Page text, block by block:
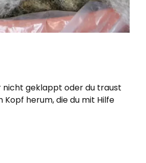
nicht geklappt oder du traust
Kopf herum, die du mit Hilfe